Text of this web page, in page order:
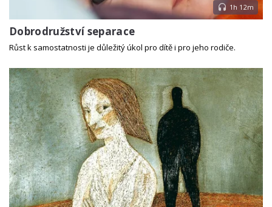
1h 12m
Dobrodružství separace
Růst k samostatnosti je důležitý úkol pro dítě i pro jeho rodiče.